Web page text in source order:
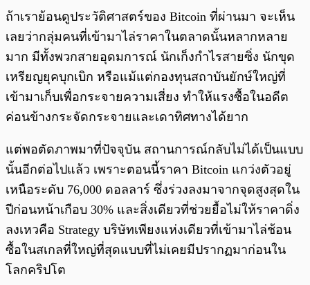
ถ้าเราย้อนดูประวัติศาสตร์ของ Bitcoin ที่ผ่านมา จะเห็น
เลยว่ากลุ่มคนที่เข้ามาไล่ราคาในตลาดนั้นหลากหลาย
มาก มีทั้งพวกสายอุดมการณ์ นักเก็งกำไรสายซิ่ง นักขุด
เหรียญยุคบุกเบิก หรือแม้แต่กองทุนสถาบันยักษ์ใหญ่ที่
เข้ามาเก็บเพื่อกระจายความเสี่ยง ทำให้แรงซื้อในอดีต
ค่อนข้างกระจัดกระจายและเดาทิศทางได้ยาก
แต่พอตัดภาพมาที่ปัจจุบัน สถานการณ์กลับไม่ได้เป็นแบบ
นั้นอีกต่อไปแล้ว เพราะตอนนี้ราคา Bitcoin แกว่งตัวอยู่
เหนือระดับ 76,000 ดอลลาร์ ซึ่งร่วงลงมาจากจุดสูงสุดใน
ปีก่อนหน้าเกือบ 30% และสิ่งเดียวที่ช่วยยื้อไม่ให้ราคาดิ่ง
ลงเหวคือ Strategy บริษัทเพียงแห่งเดียวที่เข้ามาไล่ช้อน
ซื้อในสเกลที่ใหญ่ที่สุดแบบที่ไม่เคยมีปรากฏมาก่อนใน
โลกคริปโต